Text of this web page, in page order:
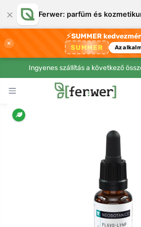
× Ferwer: parfüm és
×
⚡SUMMER
SUMMER Az
Ingyenes szállítás a következő